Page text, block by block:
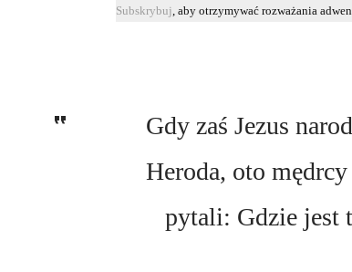
Subskrybuj, aby otrzymywać rozważania
Gdy zaś Jezus
Heroda, oto
pytali: Gdzie jest